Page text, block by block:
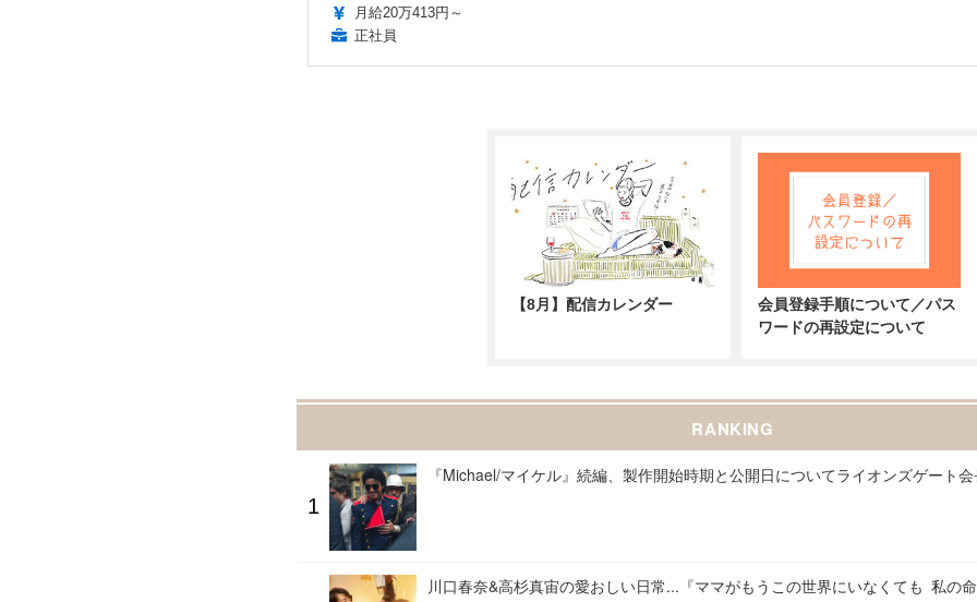
月給20万413円～
正社員
【8月】配信カレンダー
会員登録手順について／パス
ワードの再設定について
RANKING
『Michael/マイケル』続編、製作開始時期と公開日についてライオンズゲート会
川口春奈&高杉真宙の愛おしい日常...『ママがもうこの世界にいなくても 私の